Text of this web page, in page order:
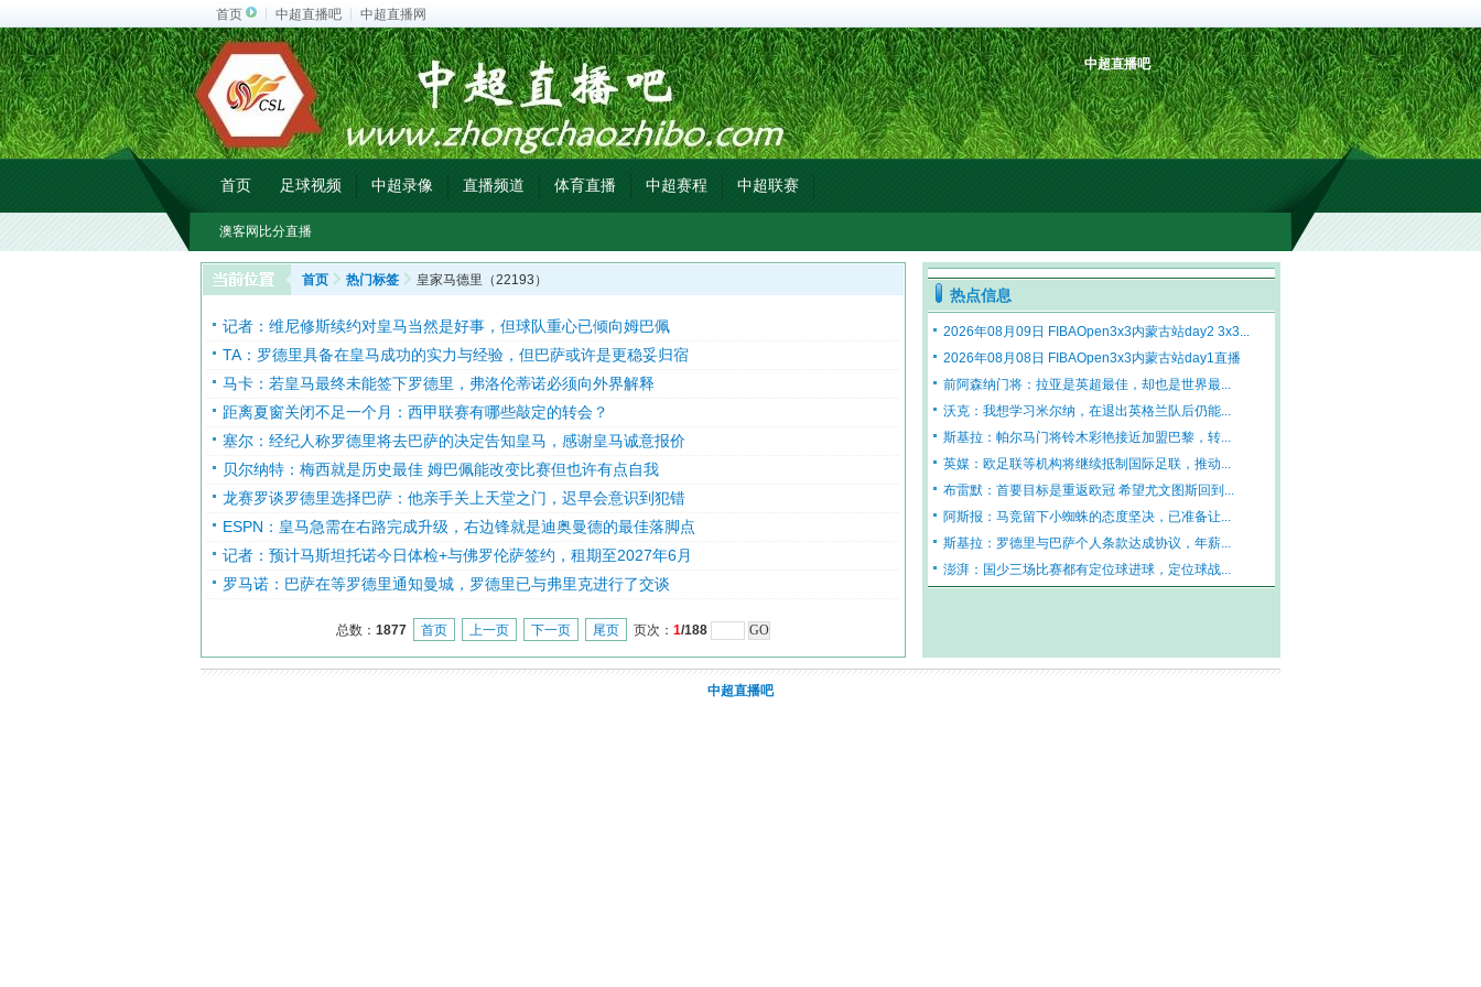
首页 中超直播吧 中超直播网
中超直播吧
首页 足球视频 中超录像 直播频道 体育直播 中超赛程 中超联赛
澳客网比分直播
首页 热门标签 皇家马德里（22193）
记者：维尼修斯续约对皇马当然是好事，但球队重心已倾向姆巴佩
TA：罗德里具备在皇马成功的实力与经验，但巴萨或许是更稳妥归宿
马卡：若皇马最终未能签下罗德里，弗洛伦蒂诺必须向外界解释
距离夏窗关闭不足一个月：西甲联赛有哪些敲定的转会？
塞尔：经纪人称罗德里将去巴萨的决定告知皇马，感谢皇马诚意报价
贝尔纳特：梅西就是历史最佳 姆巴佩能改变比赛但也许有点自我
龙赛罗谈罗德里选择巴萨：他亲手关上天堂之门，迟早会意识到犯错
ESPN：皇马急需在右路完成升级，右边锋就是迪奥曼德的最佳落脚点
记者：预计马斯坦托诺今日体检+与佛罗伦萨签约，租期至2027年6月
罗马诺：巴萨在等罗德里通知曼城，罗德里已与弗里克进行了交谈
总数： 1877 首页 上一页 下一页 尾页 页次： 1/188
热点信息
2026年08月09日 FIBAOpen3x3内蒙古站day2 3x3...
2026年08月08日 FIBAOpen3x3内蒙古站day1直播
前阿森纳门将：拉亚是英超最佳，却也是世界最...
沃克：我想学习米尔纳，在退出英格兰队后仍能...
斯基拉：帕尔马门将铃木彩艳接近加盟巴黎，转...
英媒：欧足联等机构将继续抵制国际足联，推动...
布雷默：首要目标是重返欧冠 希望尤文图斯回到...
阿斯报：马竞留下小蜘蛛的态度坚决，已准备让...
斯基拉：罗德里与巴萨个人条款达成协议，年薪...
澎湃：国少三场比赛都有定位球进球，定位球战...
中超直播吧